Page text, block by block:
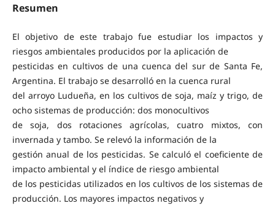
Resumen
El objetivo de este trabajo fue estudiar los impactos y
riesgos ambientales producidos por la aplicación de
pesticidas en cultivos de una cuenca del sur de Santa Fe,
Argentina. El trabajo se desarrolló en la cuenca rural
del arroyo Ludueña, en los cultivos de soja, maíz y trigo, de
ocho sistemas de producción: dos monocultivos
de soja, dos rotaciones agrícolas, cuatro mixtos, con
invernada y tambo. Se relevó la información de la
gestión anual de los pesticidas. Se calculó el coeficiente de
impacto ambiental y el índice de riesgo ambiental
de los pesticidas utilizados en los cultivos de los sistemas de
producción. Los mayores impactos negativos y